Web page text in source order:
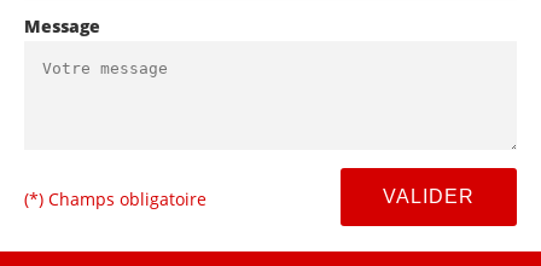
Message
(*) Champs obligatoire